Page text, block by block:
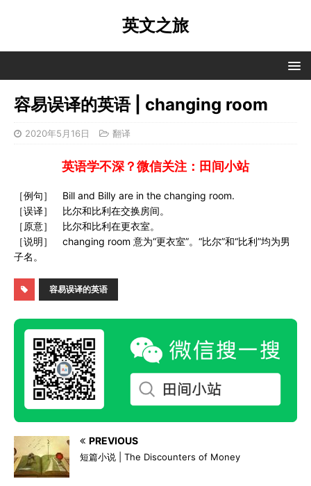
英文之旅
容易误译的英语 | changing room
2020年5月16日 翻译
英语学不深？微信关注：田间小站
［例句］ Bill and Billy are in the changing room.
［误译］ 比尔和比利在交换房间。
［原意］ 比尔和比利在更衣室。
［说明］ changing room 意为“更衣室”。“比尔”和“比利”均为男
子名。
容易误译的英语
PREVIOUS
短篇小说 | The Discounters of Money